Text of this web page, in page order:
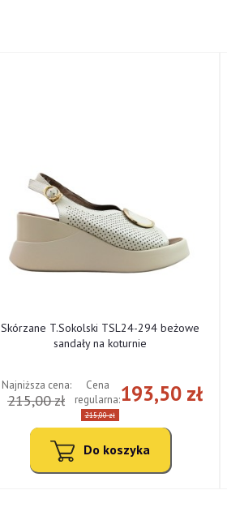
Skórzane T.Sokolski TSL24-294 beżowe
sandały na koturnie
193,50 zł
Cena
regularna:
215,00 zł
Najniższa cena:
215,00 zł
Do koszyka